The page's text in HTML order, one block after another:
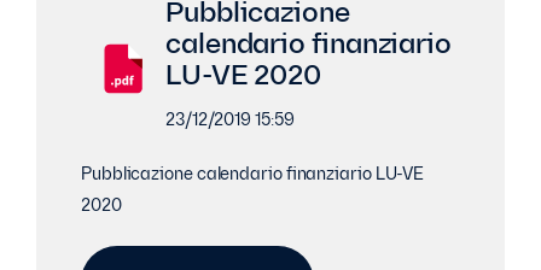
Pubblicazione
calendario finanziario
LU-VE 2020
23/12/2019 15:59
Pubblicazione calendario finanziario LU-VE
2020